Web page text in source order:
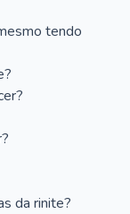
tendo
da rinite?